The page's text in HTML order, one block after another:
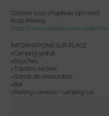
Concert sous chapiteau 14m rond :
Roda Minima
https://www.youtube.com/
INFORMATIONS SUR PLACE
>Camping gratuit
>Douches
>Toilettes sèches
>Stands de restauration
>Bar
>Parking camions/ camping car